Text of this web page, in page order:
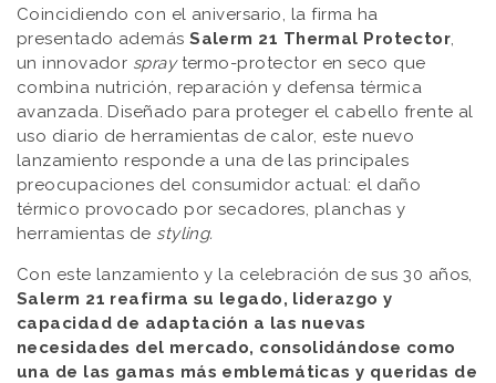
Coincidiendo con el aniversario, la firma ha
presentado ademásSalerm 21 Thermal Protector,
un innovador spraytermo-protector en seco que
combina nutrición, reparación y defensa térmica
avanzada. Diseñado para proteger el cabello frente al
uso diario de herramientas de calor, este nuevo
lanzamiento responde a una de las principales
preocupaciones del consumidor actual: el daño
térmico provocado por secadores, planchas y
herramientas de styling.
Con este lanzamiento y la celebración de sus 30 años,
Salerm 21 reafirma su legado, liderazgo y
capacidad de adaptación a las nuevas
necesidades del mercado, consolidándose como
una de las gamas más emblemáticas y queridas de